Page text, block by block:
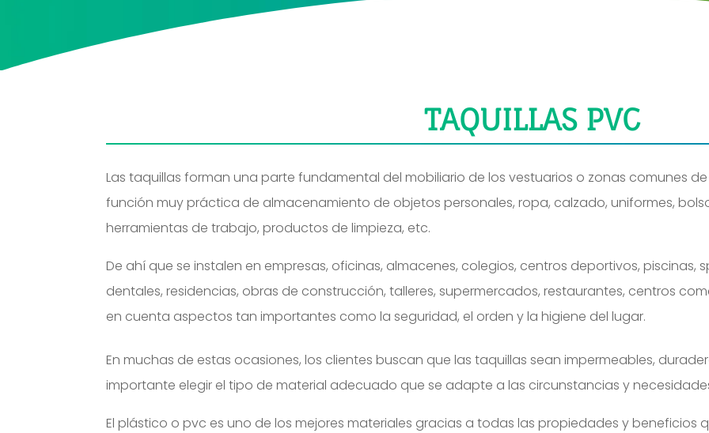
TAQUILLAS PVC
Las taquillas forman una parte fundamental del mobiliario de los vestuarios o zonas comunes
función muy práctica de almacenamiento de objetos personales, ropa, calzado, uniformes,
herramientas de trabajo, productos de limpieza, etc.
De ahí que se instalen en empresas, oficinas, almacenes, colegios, centros deportivos, piscinas,
dentales, residencias, obras de construcción, talleres, supermercados, restaurantes, centros
en cuenta aspectos tan importantes como la seguridad, el orden y la higiene del lugar.
En muchas de estas ocasiones, los clientes buscan que las taquillas sean impermeables,
importante elegir el tipo de material adecuado que se adapte a las circunstancias y
El plástico o pvc es uno de los mejores materiales gracias a todas las propiedades y beneficios